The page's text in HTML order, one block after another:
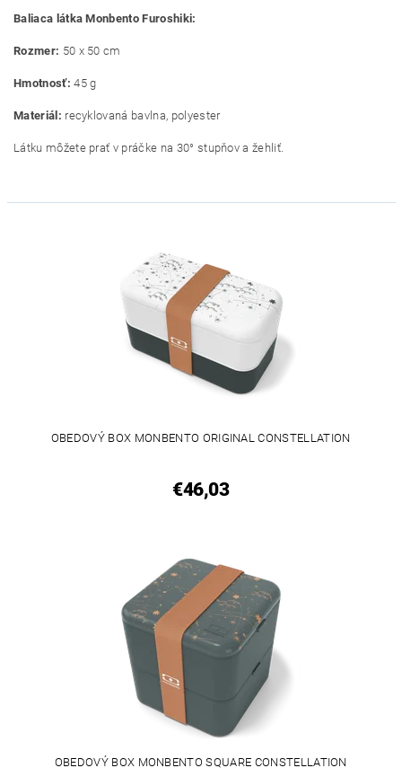
Baliaca látka Monbento Furoshiki:
Rozmer: 50 x 50 cm
Hmotnosť: 45 g
Materiál: recyklovaná bavlna, polyester
Látku môžete prať v práčke na 30° stupňov a žehliť.
OBEDOVÝ BOX MONBENTO ORIGINAL CONSTELLATION
€46,03
OBEDOVÝ BOX MONBENTO SQUARE CONSTELLATION